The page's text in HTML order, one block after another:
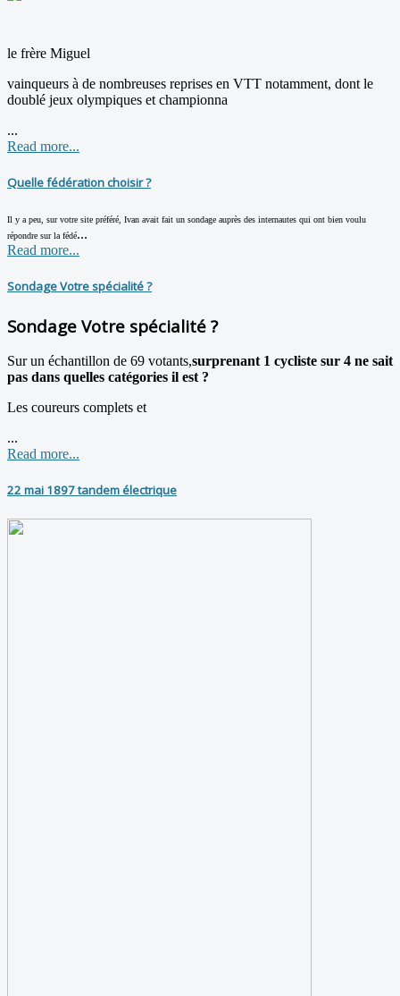
le frère Miguel
vainqueurs à de nombreuses reprises en VTT notamment, dont le
doublé jeux olympiques et championna
...
Read more...
Quelle fédération choisir ?
Il y a peu, sur votre site préféré, Ivan avait fait un sondage auprès des internautes qui ont bien voulu
répondre sur la fédé...
Read more...
Sondage Votre spécialité ?
Sondage Votre spécialité ?
Sur un échantillon de 69 votants,surprenant 1 cycliste sur 4 ne sait
pas dans quelles catégories il est ?
Les coureurs complets et
...
Read more...
22 mai 1897 tandem électrique